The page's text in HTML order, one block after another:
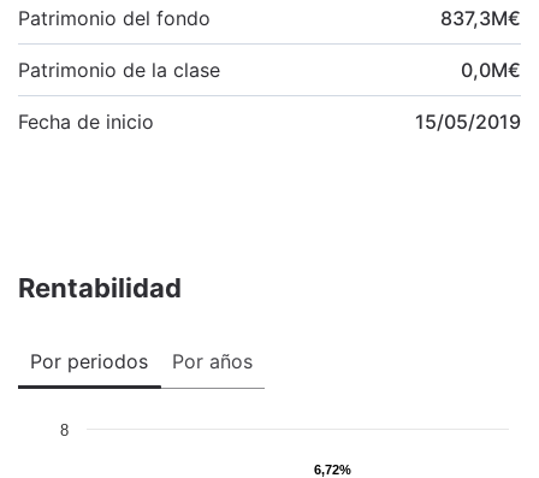
Patrimonio del fondo 837,3M€
Patrimonio de la clase 0,0M€
Fecha de inicio 15/05/2019
Rentabilidad
Por periodos Por años
6,72%
6,72%
8